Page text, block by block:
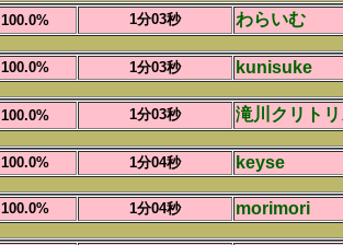
100.0% 1分03秒 わらいむ
100.0% 1分03秒 kunisuke
100.0% 1分03秒 滝川クリト
100.0% 1分04秒 keyse
100.0% 1分04秒 morimori